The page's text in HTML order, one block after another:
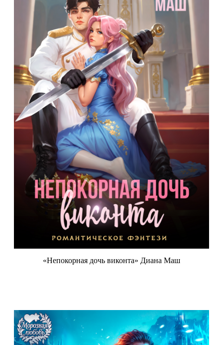
«Непокорная дочь виконта» Диана Маш